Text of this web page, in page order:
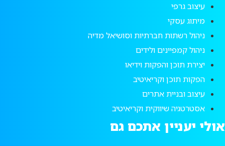
עיצוב גרפי
מיתוג עסקי
ניהול רשתות חברתיות וסושיאל מדיה
ניהול קמפיינים ולידים
יצירת תוכן והפקות וידיאו
הפקות תוכן וקריאיטיב
עיצוב ובניית אתרים
אסטרטגיה שיווקית וקריאיטיב
אולי יעניין אתכם גם